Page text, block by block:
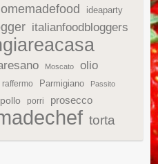
ideaparty
italianfoodbloggers
Moscato
olio
Parmigiano Passito
pollo porri prosecco
torta